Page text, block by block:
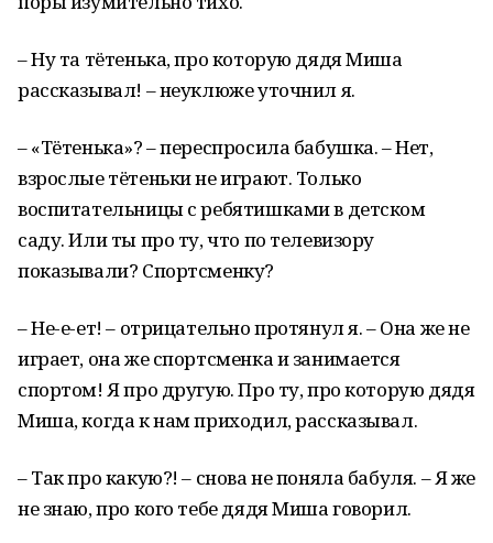
– Ну та тётенька, про которую дядя Миша
рассказывал! – неуклюже уточнил я.
– «Тётенька»? – переспросила бабушка. – Нет,
взрослые тётеньки не играют. Только
воспитательницы с ребятишками в детском
саду. Или ты про ту, что по телевизору
показывали? Спортсменку?
– Не-е-ет! – отрицательно протянул я. – Она же не
играет, она же спортсменка и занимается
спортом! Я про другую. Про ту, про которую дядя
Миша, когда к нам приходил, рассказывал.
– Так про какую?! – снова не поняла бабуля. – Я же
не знаю, про кого тебе дядя Миша говорил.